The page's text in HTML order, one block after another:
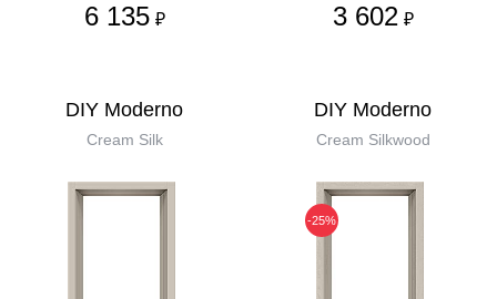
6 135 ₽ 3 602 ₽
DIY Moderno
Cream Silk
DIY Moderno
Cream Silkwood
-25%